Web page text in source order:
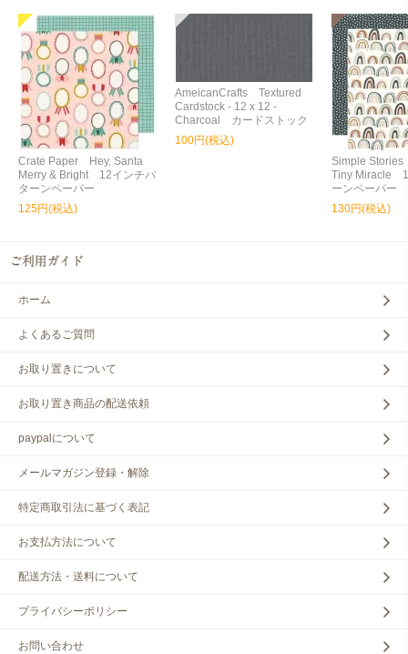
Crate Paper Hey, Santa
Merry & Bright 12インチパ
ターンペーパー
125円(税込)
AmeicanCrafts Textured
Cardstock - 12 x 12 -
Charcoal カードストック
100円(税込)
Simple
Tiny Miracle
ーンペーパー
130円(税込)
ホーム
よくあるご質問
お取り置きについて
お取り置き商品の配送依頼
paypalについて
メールマガジン登録・解除
特定商取引法に基づく表記
お支払方法について
配送方法・送料について
プライバシーポリシー
お問い合わせ